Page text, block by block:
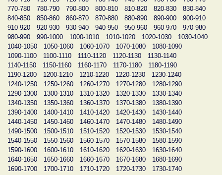
770-780
780-790 790-800 800-810 810-820 820-830
830-840
840-850
850-860 860-870 870-880 880-890 890-900
900-910
910-920
920-930 930-940 940-950 950-960 960-970
970-980
980-990
990-1000 1000-1010 1010-1020 1020-1030
1030-1040
1040-1050
1050-1060 1060-1070 1070-1080
1080-1090
1090-1100
1100-1110 1110-1120 1120-1130
1130-1140
1140-1150
1150-1160 1160-1170 1170-1180
1180-1190
1190-1200
1200-1210 1210-1220 1220-1230
1230-1240
1240-1250
1250-1260 1260-1270 1270-1280
1280-1290
1290-1300
1300-1310 1310-1320 1320-1330
1330-1340
1340-1350
1350-1360 1360-1370 1370-1380
1380-1390
1390-1400
1400-1410 1410-1420 1420-1430
1430-1440
1440-1450
1450-1460 1460-1470 1470-1480
1480-1490
1490-1500
1500-1510 1510-1520 1520-1530
1530-1540
1540-1550
1550-1560 1560-1570 1570-1580
1580-1590
1590-1600
1600-1610 1610-1620 1620-1630
1630-1640
1640-1650
1650-1660 1660-1670 1670-1680
1680-1690
1690-1700
1700-1710 1710-1720 1720-1730
1730-1740